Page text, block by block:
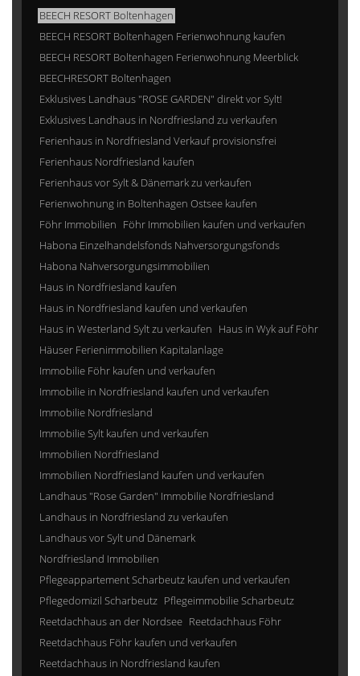
BEECH RESORT Boltenhagen
BEECH RESORT Boltenhagen Ferienwohnung kaufen
BEECH RESORT Boltenhagen Ferienwohnung Meerblick
BEECHRESORT Boltenhagen
Exklusives Landhaus "ROSE GARDEN" direkt vor Sylt!
Exklusives Landhaus in Nordfriesland zu verkaufen
Ferienhaus in Nordfriesland Verkauf provisionsfrei
Ferienhaus Nordfriesland kaufen
Ferienhaus vor Sylt & Dänemark zu verkaufen
Ferienwohnung in Boltenhagen Ostsee kaufen
Föhr Immobilien Föhr Immobilien kaufen und verkaufen
Habona Einzelhandelsfonds Nahversorgungsfonds
Habona Nahversorgungsimmobilien
Haus in Nordfriesland kaufen
Haus in Nordfriesland kaufen und verkaufen
Haus in Westerland Sylt zu verkaufen Haus in Wyk auf Föhr
Häuser Ferienimmobilien Kapitalanlage
Immobilie Föhr kaufen und verkaufen
Immobilie in Nordfriesland kaufen und verkaufen
Immobilie Nordfriesland
Immobilie Sylt kaufen und verkaufen
Immobilien Nordfriesland
Immobilien Nordfriesland kaufen und verkaufen
Landhaus "Rose Garden" Immobilie Nordfriesland
Landhaus in Nordfriesland zu verkaufen
Landhaus vor Sylt und Dänemark
Nordfriesland Immobilien
Pflegeappartement Scharbeutz kaufen und verkaufen
Pflegedomizil Scharbeutz Pflegeimmobilie Scharbeutz
Reetdachhaus an der Nordsee Reetdachhaus Föhr
Reetdachhaus Föhr kaufen und verkaufen
Reetdachhaus in Nordfriesland kaufen